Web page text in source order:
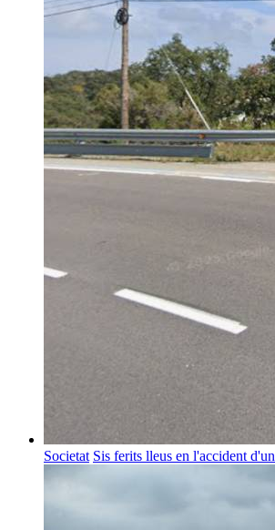
Societat Sis ferits lleus en l'accident